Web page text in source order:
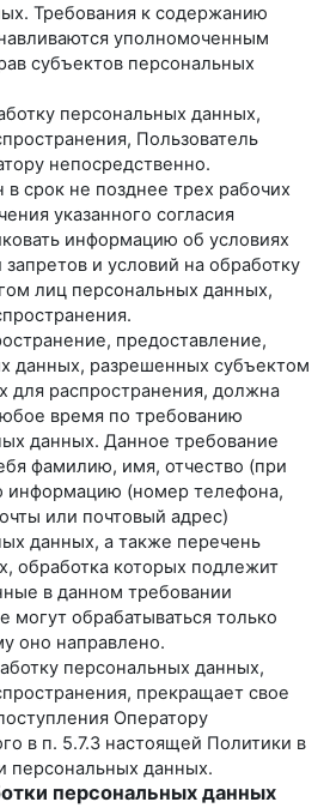
Требования к содержанию
уполномоченным
субъектов персональных
персональных данных,
Пользователь
непосредственно.
в срок не позднее трех рабочих
указанного согласия
информацию об условиях
и условий на обработку
лиц персональных данных,
предоставление,
данных, разрешенных субъектом
для распространения, должна
время по требованию
данных. Данное требование
фамилию, имя, отчество (при
информацию (номер телефона,
или почтовый адрес)
данных, а также перечень
обработка которых подлежит
в данном требовании
могут обрабатываться только
оно направлено.
персональных данных,
прекращает свое
Оператору
в п. 5.7.3 настоящей Политики в
персональных данных.
персональных данных